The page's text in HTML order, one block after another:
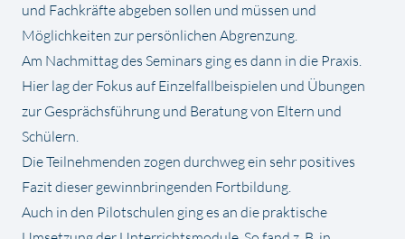
und Fachkräfte abgeben sollen und müssen und
Möglichkeiten zur persönlichen Abgrenzung.
Am Nachmittag des Seminars ging es dann in die Praxis.
Hier lag der Fokus auf Einzelfallbeispielen und Übungen
zur Gesprächsführung und Beratung von Eltern und
Schülern.
Die Teilnehmenden zogen durchweg ein sehr positives
Fazit dieser gewinnbringenden Fortbildung.
Auch in den Pilotschulen ging es an die praktische